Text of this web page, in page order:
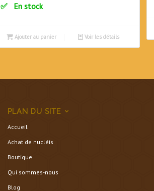
était :
En stock
Ajouter au panier Voir les détails
PLAN DU SITE
Accueil
Achat de nucléis
Boutique
Qui sommes-nous
Blog